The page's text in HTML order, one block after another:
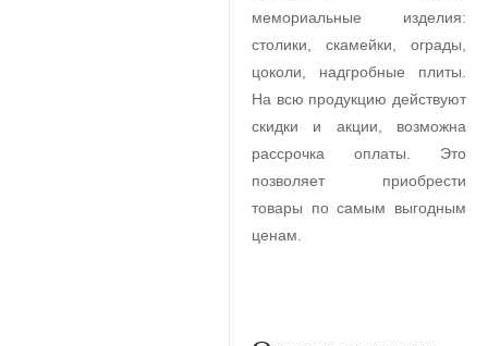
мемориальные изделия:
столики, скамейки, ограды,
цоколи, надгробные плиты.
На всю продукцию действуют
скидки и акции, возможна
рассрочка оплаты. Это
позволяет приобрести
товары по самым выгодным
ценам.